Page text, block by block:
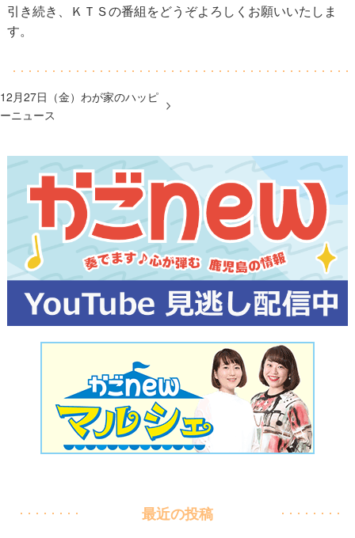
引き続き、ＫＴＳの番組をどうぞよろしくお願いいたしま
す。
12月27日（金）わが家のハッピ
ーニュース
最近の投稿